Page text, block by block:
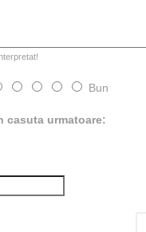
Bun
casuta urmatoare: